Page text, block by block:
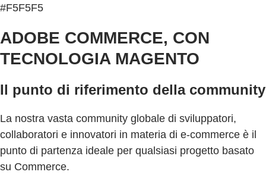
#F5F5F5
ADOBE COMMERCE, CON
TECNOLOGIA MAGENTO
Il punto di riferimento della community
La nostra vasta community globale di sviluppatori,
collaboratori e innovatori in materia di e-commerce è il
punto di partenza ideale per qualsiasi progetto basato
su Commerce.